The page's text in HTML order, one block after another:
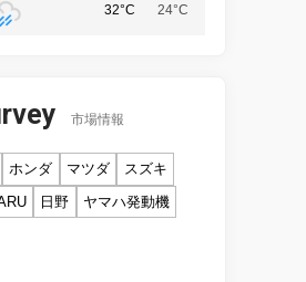
32°C 24°C
市場情報
ホンダ マツダ
スズキ
日野 ヤマハ発動機